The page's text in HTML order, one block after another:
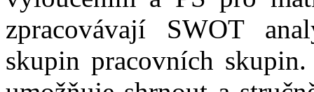
zpracovávají SWOT
skupin pracovních